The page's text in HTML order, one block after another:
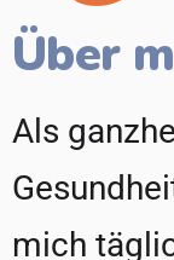
Über
Als
mich